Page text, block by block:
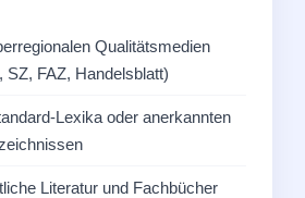
Qualitätsmedien
SZ, FAZ, Handelsblatt)
Lexika oder anerkannten
Literatur und Fachbücher